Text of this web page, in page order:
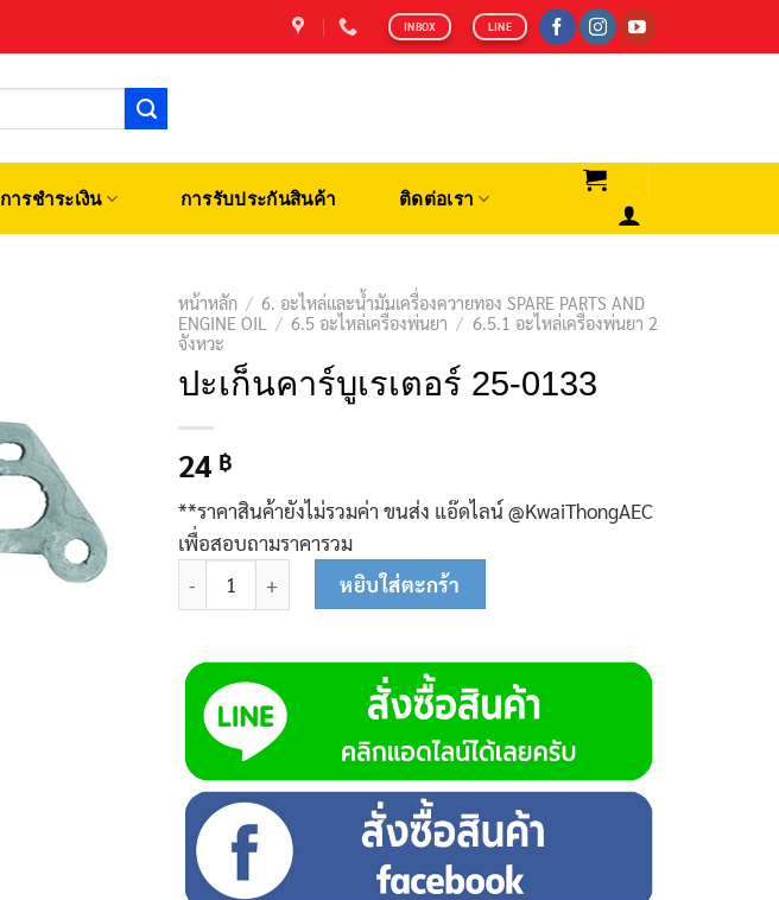
INBOX LINE
การชำระเงิน การรับประกันสินค้า ติดต่อเรา
หน้าหลัก / 6. อะไหล่และน้ำมันเครื่องควายทอง SPARE PARTS AND
ENGINE OIL
/ 6.5 อะไหล่เครื่องพ่นยา / 6.5.1 อะไหล่เครื่องพ่นยา 2
จังหวะ
ปะเก็นคาร์บูเรเตอร์ 25-0133
24 ฿
**ราคาสินค้ายังไม่รวมค่า ขนส่ง แอ๊ดไลน์ @KwaiThongAEC
เพื่อสอบถามราคารวม
จำนวน ปะเก็นคาร์บูเรเตอร์ 25-0133 ชิ้น
หยิบใส่ตะกร้า